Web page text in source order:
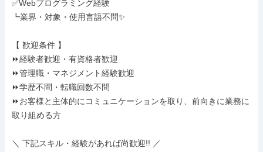
✅Webプログラミング経験
┗業界・対象・使用言語不問✨
【 歓迎条件 】
⏩経験者歓迎・有資格者歓迎
⏩管理職・マネジメント経験歓迎
⏩学歴不問・転職回数不問
⏩お客様と主体的にコミュニケーションを取り、前向きに業務に
取り組める方
＼ 下記スキル・経験があれば尚歓迎!! ／